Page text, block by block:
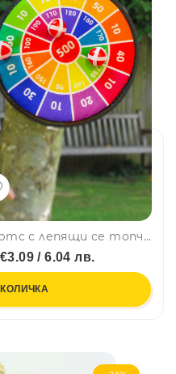
Текстилна мишена за дартс с лепящи се топчета 3739🟢
/ 6.04 лв.